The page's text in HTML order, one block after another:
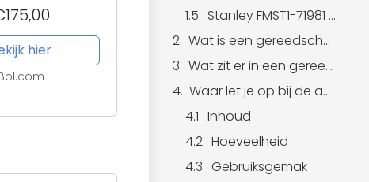
hier
Stanley FMST1-71981 FatMax Gereedschapskoffer
Wat is een gereedschapskoffer?
Wat zit er in een gereedschapskist?
Waar let je op bij de aanschaf van een gereedschapskoffer?
Inhoud
Hoeveelheid
Gebruiksgemak